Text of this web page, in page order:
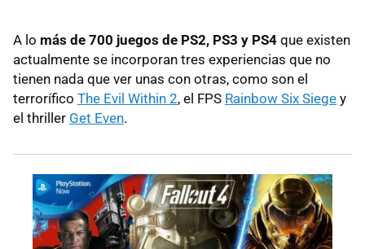
A lo más de 700 juegos de PS2, PS3 y PS4 que existen
actualmente se incorporan tres experiencias que no
tienen nada que ver unas con otras, como son el
terrorífico The Evil Within 2, el FPS Rainbow Six Siege y
el thriller Get Even.